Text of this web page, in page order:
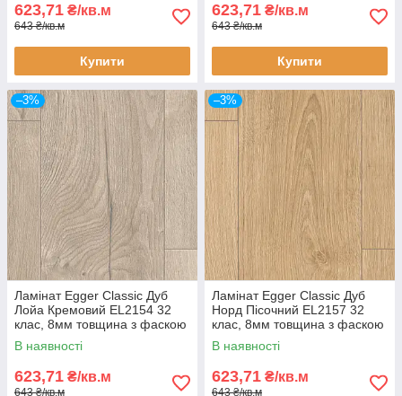
623,71 ₴/кв.м
643 ₴/кв.м
Купити
623,71 ₴/кв.м
643 ₴/кв.м
Купити
–3%
Ламінат Egger Classic Дуб
Лойа Кремовий EL2154 32
клас, 8мм товщина з фаскою
В наявності
623,71 ₴/кв.м
643 ₴/кв.м
–3%
Ламінат Egger Classic Дуб
Норд Пісочний EL2157 32
клас, 8мм товщина з фаскою
В наявності
623,71 ₴/кв.м
643 ₴/кв.м